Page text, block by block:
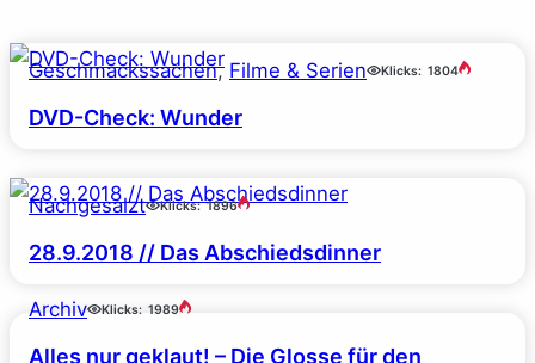
Geschmackssachen, Filme & Serien Klicks: 1804
DVD-Check: Wunder
Nachgesalzt Klicks: 1896
28.9.2018 // Das Abschiedsdinner
Archiv Klicks: 1989
Alles nur geklaut! – Die Glosse für den